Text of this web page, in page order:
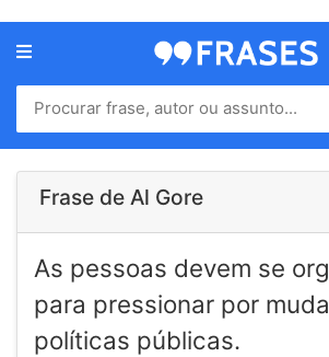
Menu
Home
Autores
de
Contato
Frase de Al Gore
As pessoas devem se
para pressionar por
políticas públicas.